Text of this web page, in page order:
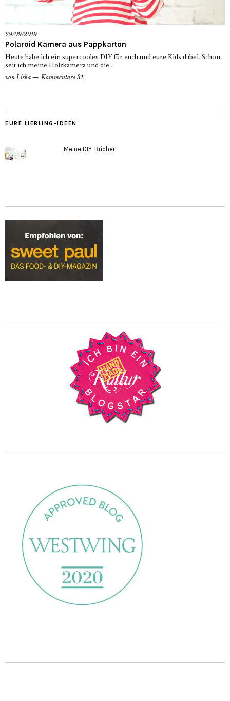
29/09/2019
Polaroid Kamera aus Pappkarton
Heute habe ich ein supercooles DIY für euch und eure Kids dabei. Schon
seit ich meine Holzkamera und die...
von Liska Kommentare 31
EURE LIEBLING-IDEEN
Meine DIY-Bücher